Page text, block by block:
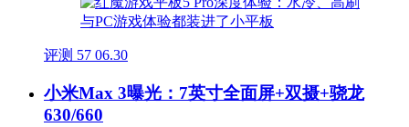
评测 57 06.30
小米Max 3曝光：7英寸全面屏+双摄+骁龙
630/660